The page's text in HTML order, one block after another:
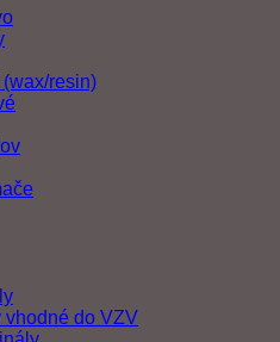
resin)
vhodné do VZV